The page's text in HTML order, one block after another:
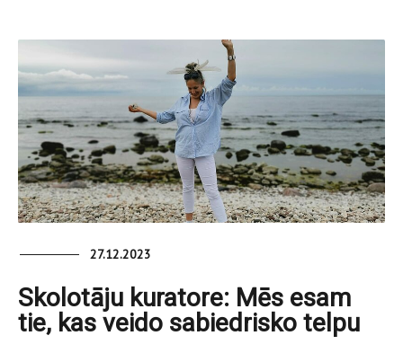
27.12.2023
Skolotāju kuratore: Mēs esam
tie, kas veido sabiedrisko telpu